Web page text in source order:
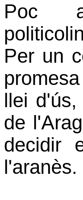
Poc
Per un
llei
de
decidir
l'aranès.